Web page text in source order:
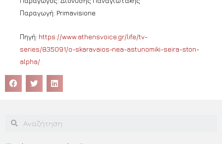
Παραγωγή: Primavisione
Πηγή: https://www.athensvoice.gr/life/tv-
series/835091/o-skaravaios-nea-astunomiki-seira-ston-
alpha/